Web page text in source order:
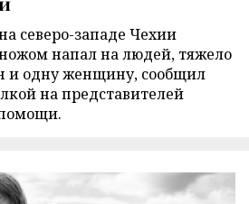
северо-западе Чехии
напал на людей, тяжело
и одну женщину, сообщил
на представителей